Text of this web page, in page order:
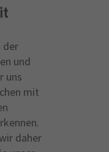
der
und
uns
mit
daher